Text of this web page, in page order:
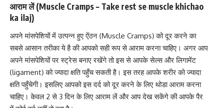
आराम लें (Muscle Cramps – Take rest se muscle khichao
ka ilaj)
अपने मांसपेशियों में उत्पन्न हुए ऐंठन (Muscle Cramps) को दूर करने का
सबसे आसान तरीका ये है की आपको सही रूप से आराम करना चाहिए। अगर आप
अपने मांसपेशियों पर स्ट्रेस बनाए रखेंगे तो इस से आपके सेल्स औरलिगामेंट
(ligament) को ज्यादा क्षति पहुँच सकती है। इस तरह आपके शरीर को ज्यादा
क्षति पहुँचेगी। इसलिए आपको इसदर्द को दूर करने के लिए थोडा आराम करना
चाहिए। केवल 2 से 3 दिन के लिए आराम लें और आप देख सकेंगे की आपके पैर